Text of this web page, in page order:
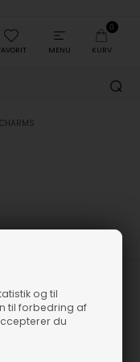
og til
til forbedring af
du
MENU
0
KURV